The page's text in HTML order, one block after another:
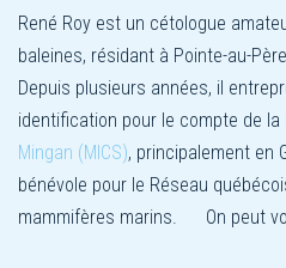
René Roy est un cétologue
baleines, résidant à Pointe-au-
Depuis plusieurs années, il
identification pour le compte de la
Mingan (MICS), principalement en
bénévole pour le Réseau
mammifères marins. On peut